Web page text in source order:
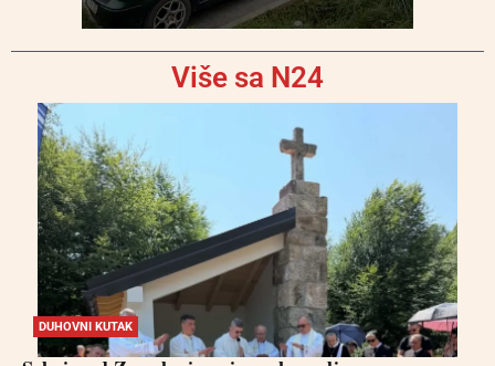
Više sa N24
DUHOVNI KUTAK